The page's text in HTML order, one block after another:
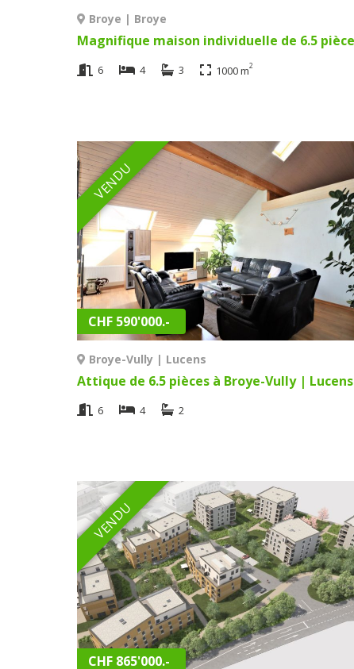
Broye | Broye
6 4 3 1000 m2
VENDU
CHF 590'000.-
Broye-Vully | Lucens
Attique de 6.5 pièces à Broye-Vully | Lucens
6 4 2
VENDU
CHF 865'000.-